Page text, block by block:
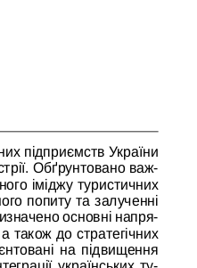
підприємств України
Обґрунтовано важ-
іміджу туристичних
попиту та залученні
основні напря-
також до стратегічних
на підвищення
українських ту-